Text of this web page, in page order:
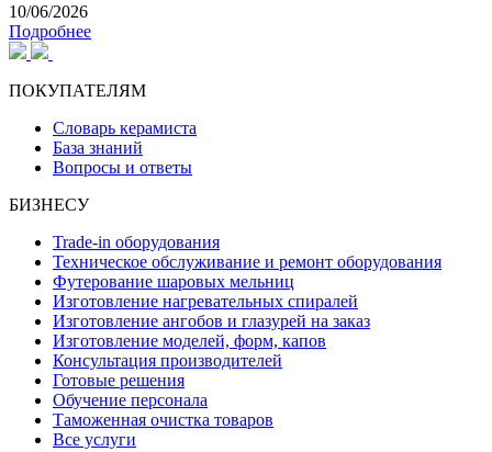
10/06/2026
Подробнее
ПОКУПАТЕЛЯМ
Словарь керамиста
База знаний
Вопросы и ответы
БИЗНЕСУ
Trade-in оборудования
Техническое обслуживание и ремонт оборудования
Футерование шаровых мельниц
Изготовление нагревательных спиралей
Изготовление ангобов и глазурей на заказ
Изготовление моделей, форм, капов
Консультация производителей
Готовые решения
Обучение персонала
Таможенная очистка товаров
Все услуги